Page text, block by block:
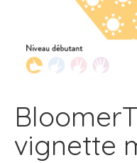
vignette